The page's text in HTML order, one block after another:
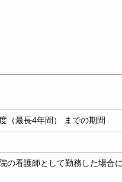
（最長4年間） までの期間
の看護師として勤務した場合